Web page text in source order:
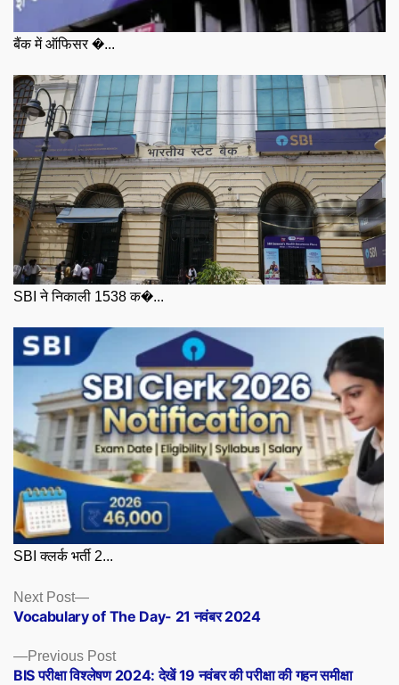
बैंक में ऑफिसर �...
SBI ने निकाली 1538 क�...
SBI क्लर्क भर्ती 2...
Posts
navigation
Previous PostPrevious
post:
BIS परीक्षा विश्लेषण 2024: देखें 19 नवंबर की परीक्षा की गहन समीक्षा
Next Post
Next
post:
Vocabulary of The Day- 21 नवंबर 2024